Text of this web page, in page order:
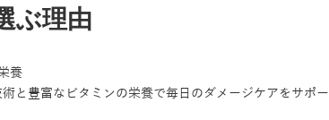
ぶ理由
養
と豊富なビタミンの栄養で毎日のダメージケアをサポー